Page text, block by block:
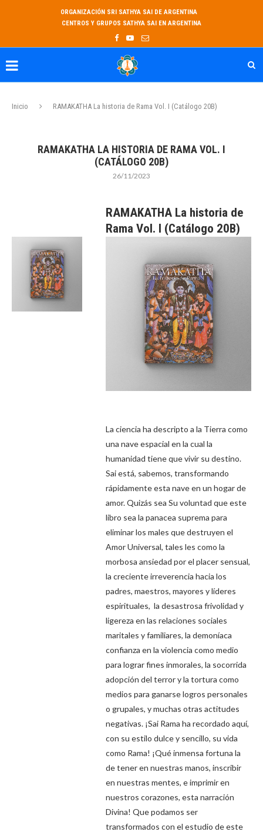
ORGANIZACIÓN SRI SATHYA SAI DE ARGENTINA
CENTROS Y GRUPOS SATHYA SAI EN ARGENTINA
Inicio RAMAKATHA La historia de Rama Vol. I (Catálogo 20B)
RAMAKATHA LA HISTORIA DE RAMA VOL. I
(CATÁLOGO 20B)
26/11/2023
RAMAKATHA La historia de
Rama Vol. I (Catálogo 20B)
La ciencia ha descripto a la Tierra como
una nave espacial en la cual la
humanidad tiene que vivir su destino.
Sai está, sabemos, transformando
rápidamente esta nave en un hogar de
amor. Quizás sea Su voluntad que este
libro sea la panacea suprema para
eliminar los males que destruyen el
Amor Universal, tales les como la
morbosa ansiedad por el placer sensual,
la creciente irreverencia hacia los
padres, maestros, mayores y líderes
espirituales, la desastrosa frivolidad y
ligereza en las relaciones sociales
maritales y familiares, la demoníaca
confianza en la violencia como medio
para lograr fines inmorales, la socorrida
adopción del terror y la tortura como
medios para ganarse logros personales
o grupales, y muchas otras actitudes
negativas. ¡Sai Rama ha recordado aquí,
con su estilo dulce y sencillo, su vida
como Rama! ¡Qué inmensa fortuna la
de tener en nuestras manos, inscribir
en nuestras mentes, e imprimir en
nuestros corazones, esta narración
Divina! Que podamos ser
transformados con el estudio de este